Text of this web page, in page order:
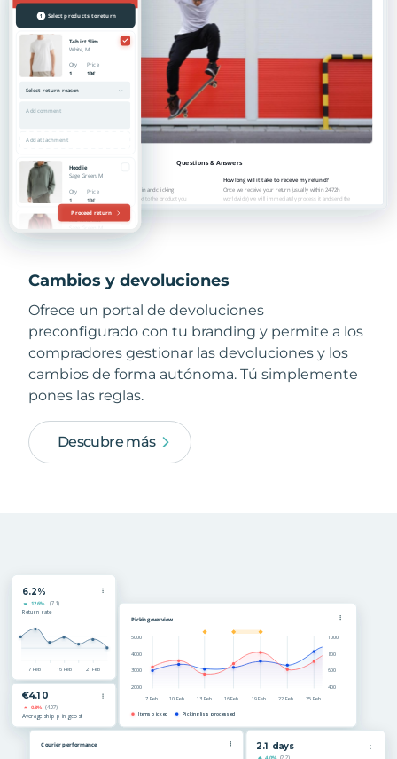
Cambios y devoluciones
Ofrece un portal de devoluciones
preconfigurado con tu branding y permite a los
compradores gestionar las devoluciones y los
cambios de forma autónoma. Tú simplemente
pones las reglas.
Descubre más